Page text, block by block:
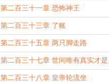
第二百三十一章 恐怖神王
第二百三十三章 了账
第二百三十五章 两只脚走路
第二百三十七章 世间唯有真实才是
永恒的
第二百三十八章 皇帝轮流坐